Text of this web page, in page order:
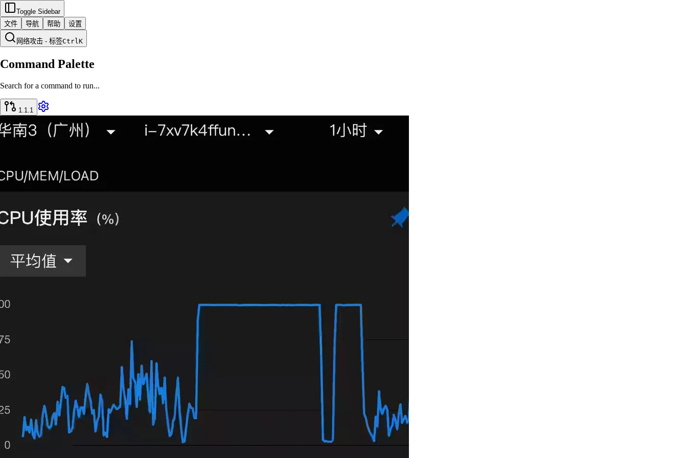
Toggle Sidebar
文件
导航 帮助 设置
网络攻击 - 标签CtrlK
Command Palette
Search for a command to run...
1.1.1